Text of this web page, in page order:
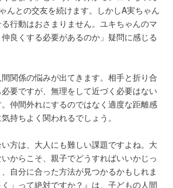
んとの交友を続けます。しかしA実ちゃん
行動はおさまりません。ユキちゃんのマ
良くする必要があるのか」疑問に感じる
関係の悩みが出てきます。相手と折り合
要ですが、無理をして近づく必要はない
仲間外れにするのではなく適度な距離感
持ちよく関われるでしょう。
方は、大人にも難しい課題ですよね。大
からこそ、親子でどうすればいいかじっ
自分に合った方法が見つかるかもしれま
」って絶対ですか？』は、子どもの人間